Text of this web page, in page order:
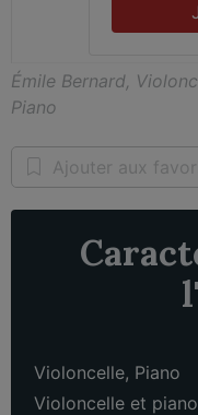
Émile Bernard,
Piano
Ajouter aux
Violoncelle, Piano
Violoncelle et piano